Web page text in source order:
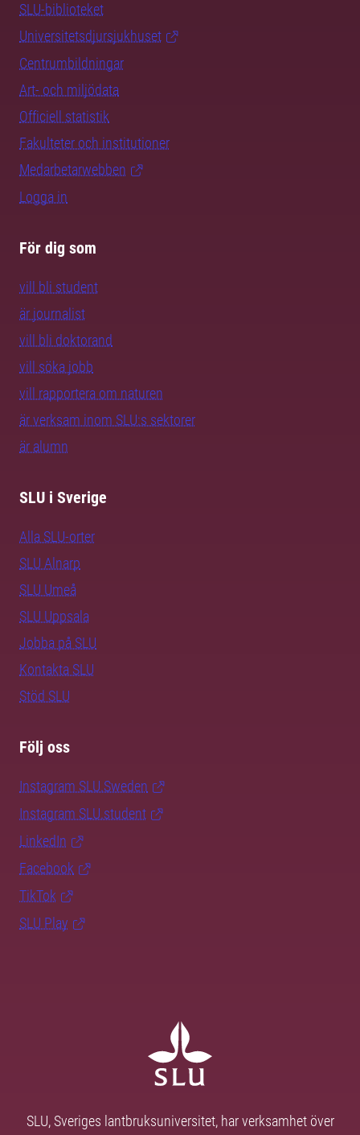
SLU-biblioteket
Universitetsdjursjukhuset
Centrumbildningar
Art- och miljödata
Officiell statistik
Fakulteter och institutioner
Medarbetarwebben
Logga in
För dig som
vill bli student
är journalist
vill bli doktorand
vill söka jobb
vill rapportera om naturen
är verksam inom SLU:s sektorer
är alumn
SLU i Sverige
Alla SLU-orter
SLU Alnarp
SLU Umeå
SLU Uppsala
Jobba på SLU
Kontakta SLU
Stöd SLU
Följ oss
Instagram SLU.Sweden
Instagram SLU.student
LinkedIn
Facebook
TikTok
SLU Play
SLU, Sveriges lantbruksuniversitet, har verksamhet över